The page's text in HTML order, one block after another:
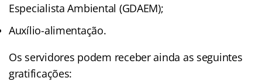
Especialista Ambiental (GDAEM);
Auxílio-alimentação.
Os servidores podem receber ainda as seguintes
gratificações: